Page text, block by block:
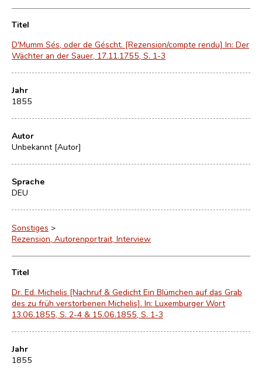
Titel
D'Mumm Sés, oder de Géscht. [Rezension/compte rendu] In: Der
Wächter an der Sauer, 17.11.1755, S. 1-3
Jahr
1855
Autor
Unbekannt [Autor]
Sprache
DEU
Sonstiges >
Rezension, Autorenportrait, Interview
Titel
Dr. Ed. Michelis [Nachruf & Gedicht Ein Blümchen auf das Grab
des zu früh verstorbenen Michelis]. In: Luxemburger Wort
13.06.1855, S. 2-4 & 15.06.1855, S. 1-3
Jahr
1855